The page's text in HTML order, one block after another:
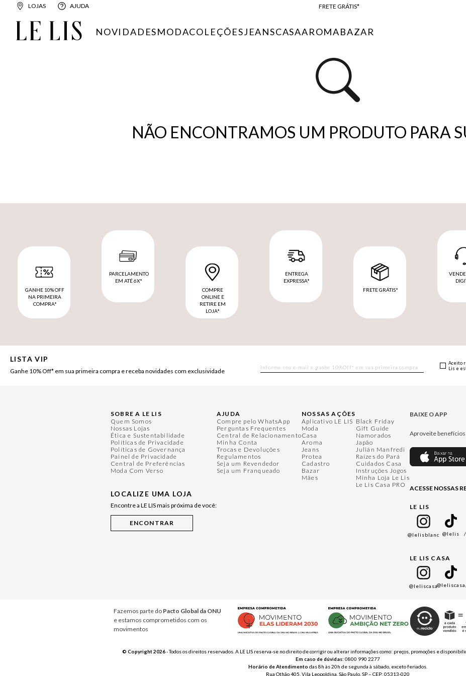
LOJAS AJUDA
FRETE GRÁTIS*
10% OFF NA PRIMEIRA COMPRA*
NOVIDADESMODACOLEÇÕESJEANSCASAAROMABAZAR
NÃO ENCONTRAMOS UM PRODUTO PARA
GANHE 10% OFF
NA PRIMEIRA
COMPRA*
PARCELAMENTO
EM ATÉ 6X*
COMPRE
ONLINE E
RETIRE EM
LOJA*
ENTREGA
EXPRESSA*
FRETE GRÁTIS*
LISTA VIP
Ganhe 10% Off* em sua primeira compra e receba novidades com exclusividade
Aceito
Lis e
SOBRE A LE LIS
Quem Somos
Nossas Lojas
Ética e Sustentabilidade
Políticas de Privacidade
Políticas de Governança
Painel de Privacidade
Central de Preferências
Moda Com Verso
LOCALIZE UMA LOJA
Encontre a LE LIS mais próxima de você:
AJUDA
Compre pelo WhatsApp
Perguntas Frequentes
Central de Relacionamento
Minha Conta
Trocas e Devoluções
Regulamentos
Seja um Revendedor
Seja um Franqueado
NOSSAS AÇÕES
Aplicativo LE LIS
Moda
Casa
Aroma
Jeans
Protea
Cadastro
Bazar
Mães
Black Friday
Gift Guide
Namorados
Japão
Julián Manfredi
Raízes do Pará
Cuidados Casa
Instruções Jogos
Minha Loja Le Lis
Le Lis Casa PRO
BAIXE O APP
Aproveite
ACESSE NOSSAS
LE LIS
@lelisblanc @lelis
LE LIS CASA
@leliscasa@leliscasa
Fazemos parte do Pacto Global da ONU
e estamos comprometidos com os
movimentos
© Copyright 2026- Todos os direitos reservados. A LE LIS reserva-se no direito de corrigir ou alterar informações como: preços, promoções e
Em caso de dúvidas: 0800 990 2277
Horário de Atendimento das 8h às 20h de segunda à sábado, exceto feriados.
Rua Othão 405, Vila Leopoldina, São Paulo, SP – CEP: 05313-020